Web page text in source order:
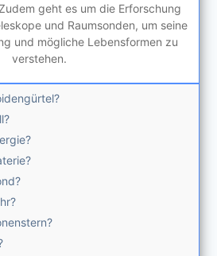
geht es um die Erforschung
und Raumsonden, um seine
und mögliche Lebensformen zu
verstehen.